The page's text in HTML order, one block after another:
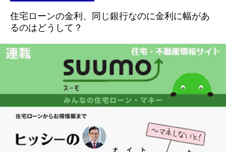
住宅ローンの金利、同じ銀行なのに金利に幅があ
るのはどうして？